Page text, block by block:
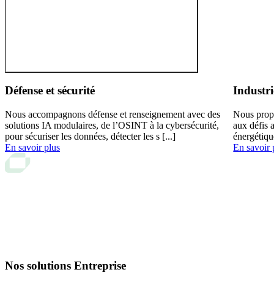
Défense et sécurité
Nous accompagnons défense et renseignement avec des
solutions IA modulaires, de l’OSINT à la cybersécurité,
pour sécuriser les données, détecter les s [...]
En savoir plus
Nous
aux défis
En savoir
Nos solutions Entreprise